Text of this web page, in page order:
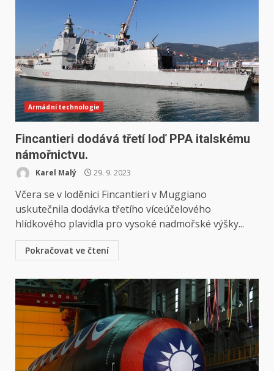
Armádní technologie
Fincantieri dodává třetí loď PPA italskému
námořnictvu.
Karel Malý 29. 9. 2023
Včera se v loděnici Fincantieri v Muggiano
uskutečnila dodávka třetího víceúčelového
hlídkového plavidla pro vysoké nadmořské výšky...
Pokračovat ve čtení